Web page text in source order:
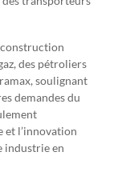
construction
des pétroliers
soulignant
demandes du
et l’innovation
industrie en